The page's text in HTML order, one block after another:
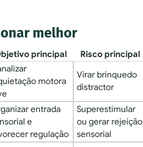
melhor
principal Risco principal
motora
Virar brinquedo
distractor
entrada
e
regulação
Superestimular
ou gerar rejeição
sensorial